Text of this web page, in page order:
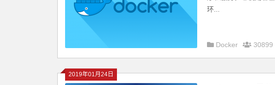
环...
Docker 30899
2019年01月24日